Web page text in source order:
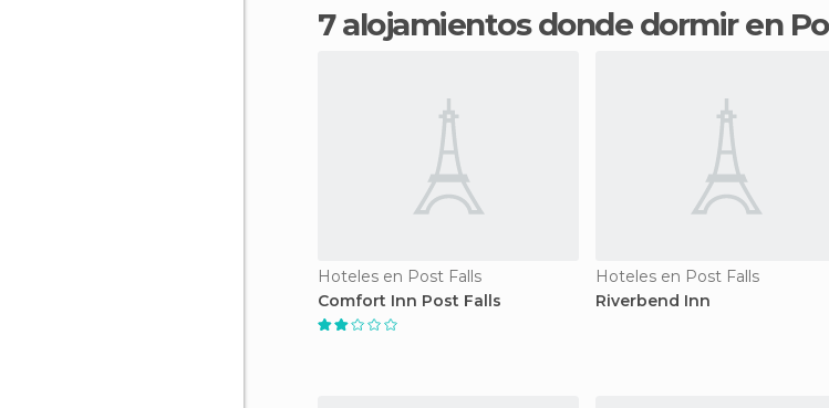
7 alojamientos donde dormir en
Hoteles en Post Falls
Comfort Inn Post Falls
Hoteles en Post Falls
Riverbend Inn